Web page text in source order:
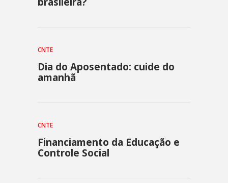
CNTE
Dia do Aposentado: cuide do
amanhã
CNTE
Financiamento da Educação e
Controle Social